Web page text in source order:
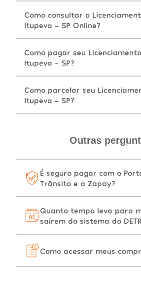
Como consultar o
Itupeva - SP Online?
Como pagar seu
Itupeva - SP?
Como parcelar seu
Itupeva - SP?
Outras
É seguro pagar com o
Trânsito e a Zapay?
Quanto tempo leva para
saírem do sistema do
Como acessar meus